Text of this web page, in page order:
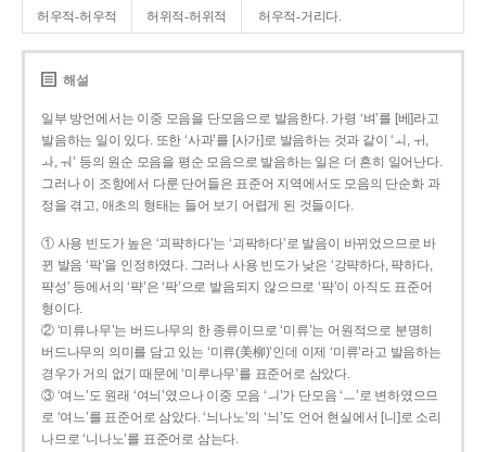
허우적-허우적 허위적-허위적 허우적-거리다.
해설
일부 방언에서는 이중 모음을 단모음으로 발음한다. 가령 ‘벼’를 [베]라고
발음하는 일이 있다. 또한 ‘사과’를 [사가]로 발음하는 것과 같이 ‘ㅚ, ㅟ,
ㅘ, ㅝ’ 등의 원순 모음을 평순 모음으로 발음하는 일은 더 흔히 일어난다.
그러나 이 조항에서 다룬 단어들은 표준어 지역에서도 모음의 단순화 과
정을 겪고, 애초의 형태는 들어 보기 어렵게 된 것들이다.
① 사용 빈도가 높은 ‘괴퍅하다’는 ‘괴팍하다’로 발음이 바뀌었으므로 바
뀐 발음 ‘팍’을 인정하였다. 그러나 사용 빈도가 낮은 ‘강퍅하다, 퍅하다,
퍅성’ 등에서의 ‘퍅’은 ‘팍’으로 발음되지 않으므로 ‘퍅’이 아직도 표준어
형이다.
② ‘미류나무’는 버드나무의 한 종류이므로 ‘미류’는 어원적으로 분명히
버드나무의 의미를 담고 있는 ‘미류(美柳)’인데 이제 ‘미류’라고 발음하는
경우가 거의 없기 때문에 ‘미루나무’를 표준어로 삼았다.
③ ‘여느’도 원래 ‘여늬’였으나 이중 모음 ‘ㅢ’가 단모음 ‘ㅡ’로 변하였으므
로 ‘여느’를 표준어로 삼았다. ‘늬나노’의 ‘늬’도 언어 현실에서 [니]로 소리
나므로 ‘니나노’를 표준어로 삼는다.